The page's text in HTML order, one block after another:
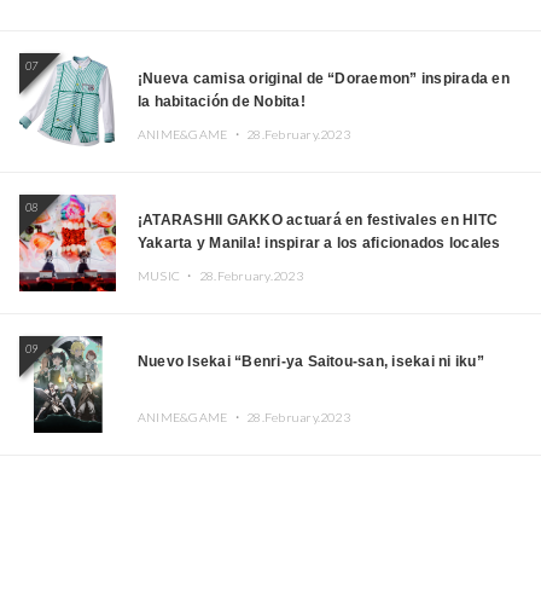
07
¡Nueva camisa original de “Doraemon” inspirada en
la habitación de Nobita!
ANIME&GAME ・ 28.February.2023
08
¡ATARASHII GAKKO actuará en festivales en HITC
Yakarta y Manila! inspirar a los aficionados locales
MUSIC ・ 28.February.2023
09
Nuevo Isekai “Benri-ya Saitou-san, isekai ni iku”
ANIME&GAME ・ 28.February.2023